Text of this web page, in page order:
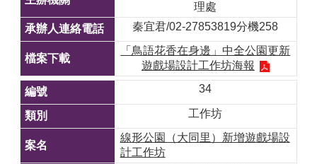
理處
秦宜君/02-27853819分機258
「鳥語花香在身邊」中全公園更新
遊戲場設計工作坊海報
34
工作坊
線形公園（大同里）新增遊戲場設
計工作坊